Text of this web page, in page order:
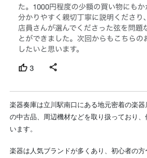
楽器奏庫は立川駅南口にある地元密着の楽器
の中古品、周辺機材などを取り扱っており
います。
楽器は人気ブランドが多くあり、初心者の